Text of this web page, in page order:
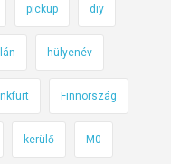
S
a
j
pickup diy
hülyenév
Finnország
kerülő M0